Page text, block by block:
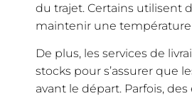
du trajet. Certains utilisent
maintenir une
De plus, les services de
stocks pour s’assurer que
avant le départ. Parfois,